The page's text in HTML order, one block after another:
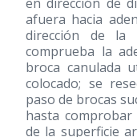
afuera hacia
dirección de la
comprueba la
broca canulada
colocado; se
paso de brocas
hasta comprobar
de la superficie